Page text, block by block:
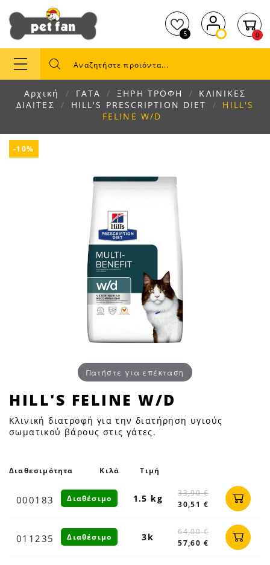
5 0
Αρχική ΓΑΤΑ ΞΗΡΗ ΤΡΟΦΗ
ΚΛΙΝΙΚΕΣ
ΔΙΑΙΤΕΣ
HILL'S PRESCRIPTION DIET
HILL'S
FELINE W/D
-10%
Πατήστε για επέκταση
HILL'S
FELINE
W/D
|
HILL'S FELINE W/D
Κλινική διατροφή για την διατήρηση υγιούς
σωματικού βάρους στις γάτες.
Διαθεσιμότητα Κιλά Τιμή
000183 1.5 kg
33,90 €
30,51 €
Διαθέσιμο
011235 3k
64,00 €
57,60 €
Διαθέσιμο